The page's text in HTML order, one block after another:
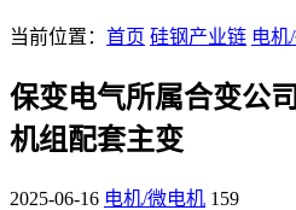
当前位置： 首页 硅钢产业链 电机
保变电气所属合变公
机组配套主变
2025-06-16 电机/微电机 159